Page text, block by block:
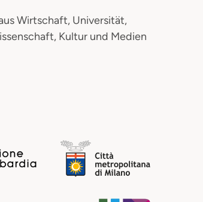
Wirtschaft, Universität,
Kultur und Medien